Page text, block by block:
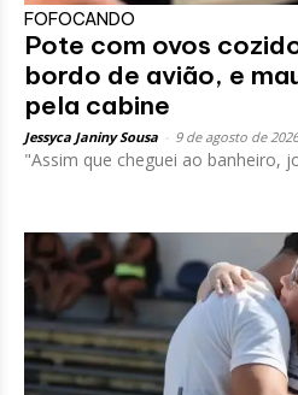
FOFOCANDO
Pote com ovos
bordo de avião, e
pela cabine
Jessyca Janiny Sousa 9 de agosto de 2026
"Assim que cheguei ao banheiro,